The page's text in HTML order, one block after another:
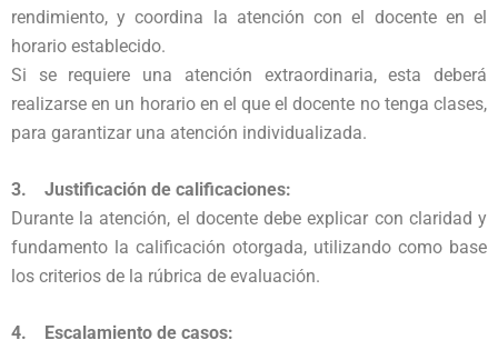
rendimiento, y coordina la atención con el docente en el
horario establecido.
Si se requiere una atención extraordinaria, esta deberá
realizarse en un horario en el que el docente no tenga clases,
para garantizar una atención individualizada.
3. Justificación de calificaciones:
Durante la atención, el docente debe explicar con claridad y
fundamento la calificación otorgada, utilizando como base
los criterios de la rúbrica de evaluación.
4. Escalamiento de casos: